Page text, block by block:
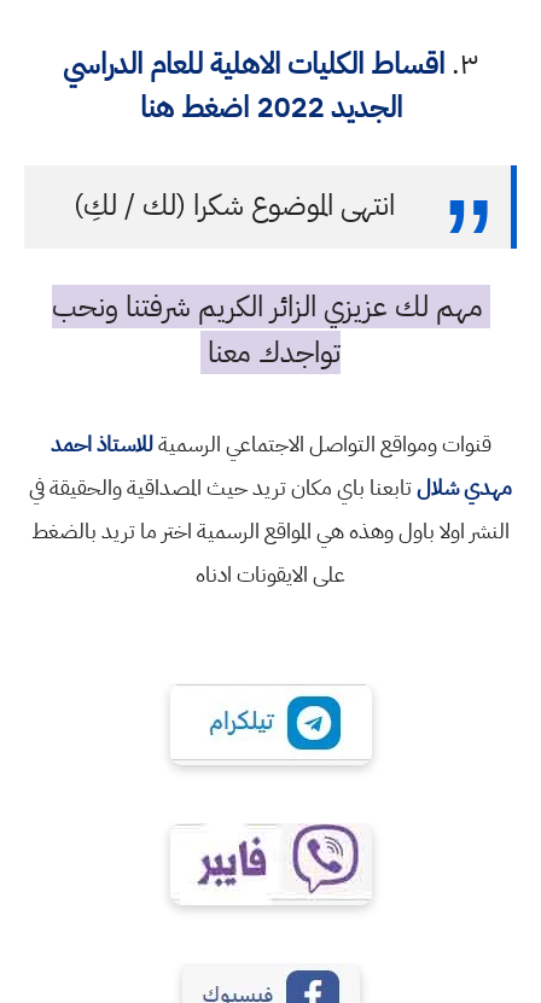
٣. اقساط الكليات الاهلية للعام الدراسي
الجديد 2022
اضغط هنا
انتهى الموضوع شكرا (لك / لكِ)
مهم لك عزيزي الزائر الكريم شرفتنا ونحب
تواجدك معنا
قنوات ومواقع التواصل الاجتماعي الرسميةللاستاذ احمد
مهدي شلالتابعنا باي مكان تريد حيث المصداقية والحقيقة في
النشر اولا باول وهذه هي المواقع الرسمية اختر ما تريد بالضغط
على الايقونات ادناه